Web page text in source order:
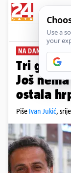
NA DANAŠNJI
Tri
Još
ostala
Piše Ivan Jukić,